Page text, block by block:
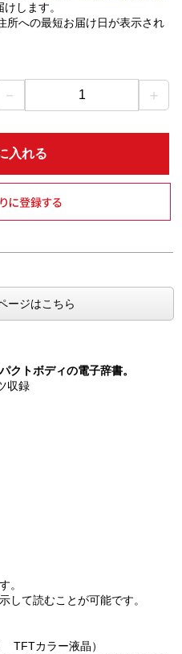
します。
所への最短お届け日が表示され
－ 1 ＋
入れる
ージはこちら
クトボディの電子辞書。
収録
。
して読むことが可能です。
TFTカラー液晶）